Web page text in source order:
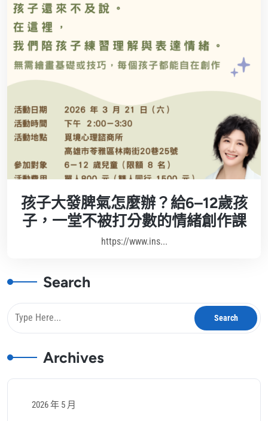
孩子大發脾氣怎麼辦？給6–12歲孩
子，一堂不被打分數的情緒創作課
https://www.ins...
Search
Archives
2026 年 5 月